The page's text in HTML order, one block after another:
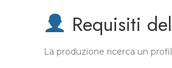
Requisiti
La produzione ricerca un